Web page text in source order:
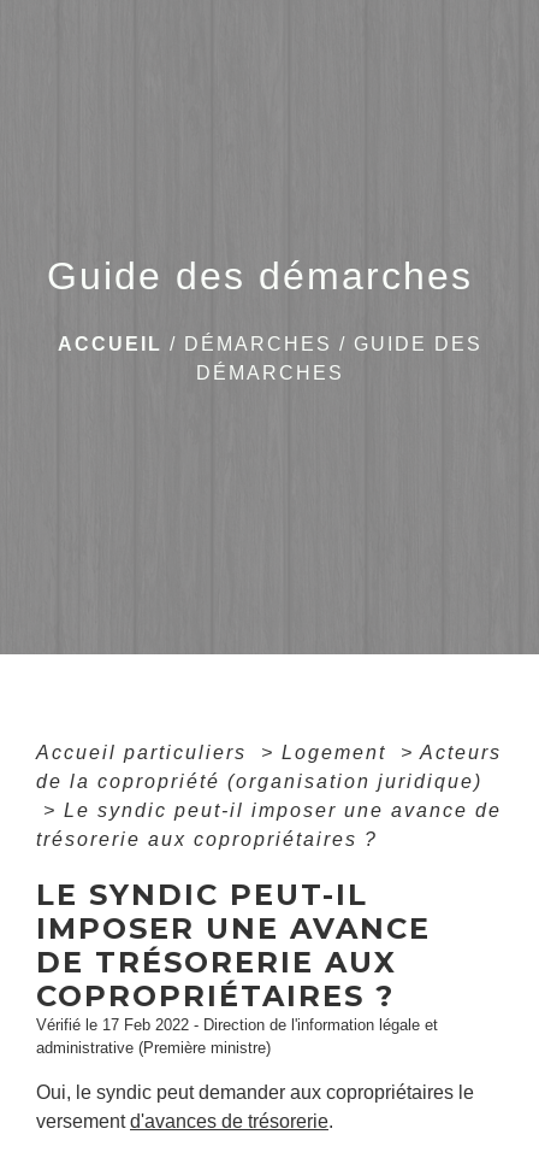
Guide des démarches
ACCUEIL / DÉMARCHES / GUIDE DES
DÉMARCHES
Accueil particuliers > Logement > Acteurs
de la copropriété (organisation juridique)
> Le syndic peut-il imposer une avance de
trésorerie aux copropriétaires ?
LE SYNDIC PEUT-IL
IMPOSER UNE AVANCE
DE TRÉSORERIE AUX
COPROPRIÉTAIRES ?
Vérifié le 17 Feb 2022 - Direction de l'information légale et
administrative (Première ministre)
Oui, le syndic peut demander aux copropriétaires le
versementd'avances de trésorerie.